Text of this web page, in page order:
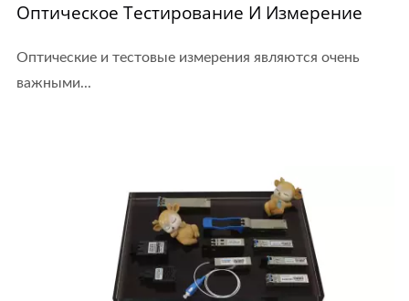
Оптическое Тестирование И Измерение
Оптические и тестовые измерения являются очень
важными...